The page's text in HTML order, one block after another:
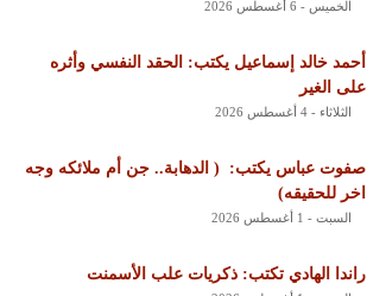
الخميس - 6 أغسطس 2026
أحمد خالد إسماعيل يكتب: الحقد النفسي وأثره
على الغير
الثلاثاء - 4 أغسطس 2026
‏صفوت عباس يكتب: ‏ ‏( الدهابة.. جن أم ملائكه وجه
اخر للحقيقه)
السبت - 1 أغسطس 2026
راندا الهادي تكتب: ذكريات علب الأسمنت